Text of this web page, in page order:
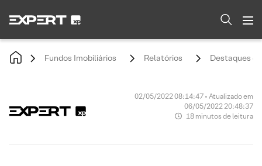
Fundos Imobiliários Relatórios Destaques
02/05/2022 08:14:47 • Atualizado em
06/05/2022 20:48:37
18 minutos de leitura